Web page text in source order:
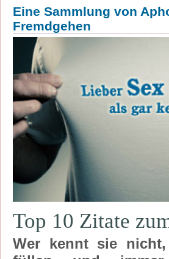
Eine Sammlung von
Fremdgehen
Top 10 Zitate
Wer kennt sie